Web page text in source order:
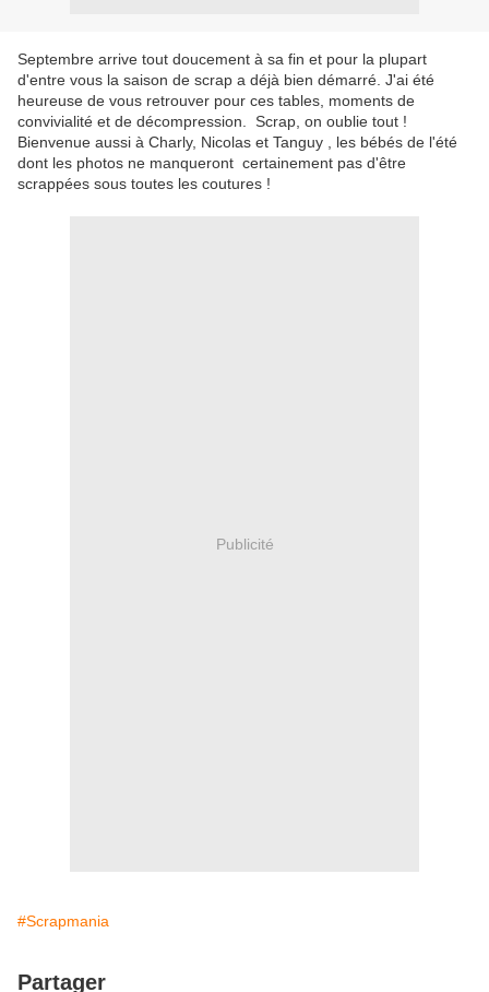
Septembre arrive tout doucement à sa fin et pour la plupart
d'entre vous la saison de scrap a déjà bien démarré. J'ai été
heureuse de vous retrouver pour ces tables, moments de
convivialité et de décompression. Scrap, on oublie tout !
Bienvenue aussi à Charly, Nicolas et Tanguy , les bébés de l'été
dont les photos ne manqueront certainement pas d'être
scrappées sous toutes les coutures !
Publicité
#Scrapmania
Partager